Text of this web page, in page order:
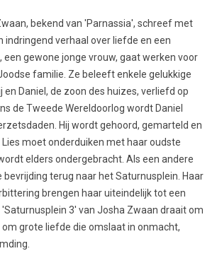
bekend van 'Parnassia', schreef met
indringend verhaal over liefde en een
een gewone jonge vrouw, gaat werken voor
familie. Ze beleeft enkele gelukkige
en Daniel, de zoon des huizes, verliefd op
de Tweede Wereldoorlog wordt Daniel
Hij wordt gehoord, gemarteld en
moet onderduiken met haar oudste
elders ondergebracht. Als een andere
bevrijding terug naar het Saturnusplein. Haar
brengen haar uiteindelijk tot een
3' van Josha Zwaan draait om
om grote liefde die omslaat in onmacht,